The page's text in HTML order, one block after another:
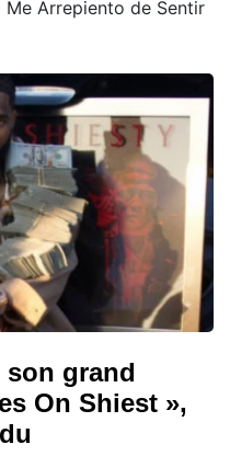
Arrepiento de Sentir
grand
On Shiest »,